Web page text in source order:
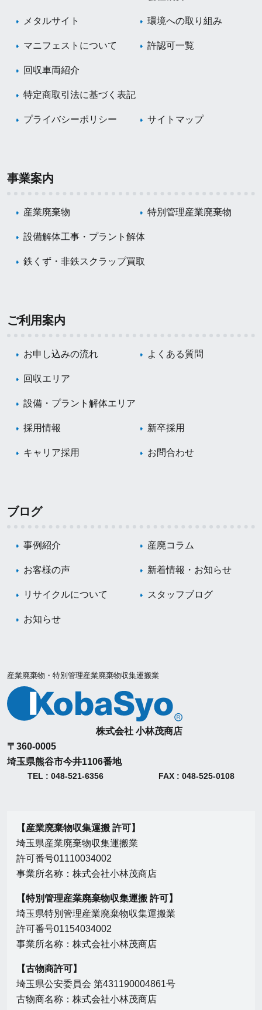
メタルサイト 環境への取り組み
マニフェストについて 許認可一覧
回収車両紹介
特定商取引法に基づく表記
プライバシーポリシー サイトマップ
事業案内
産業廃棄物 特別管理産業廃棄物
設備解体工事・プラント解体
鉄くず・非鉄スクラップ買取
ご利用案内
お申し込みの流れ よくある質問
回収エリア
設備・プラント解体エリア
採用情報 新卒採用
キャリア採用 お問合わせ
ブログ
事例紹介 産廃コラム
お客様の声 新着情報・お知らせ
リサイクルについて スタッフブログ
お知らせ
産業廃棄物・特別管理産業廃棄物収集運搬業
株式会社 小林茂商店
〒360-0005
埼玉県熊谷市今井1106番地
TEL : 048-521-6356 FAX : 048-525-0108
【産業廃棄物収集運搬 許可】
埼玉県産業廃棄物収集運搬業
許可番号01110034002
事業所名称：株式会社小林茂商店
【特別管理産業廃棄物収集運搬 許可】
埼玉県特別管理産業廃棄物収集運搬業
許可番号01154034002
事業所名称：株式会社小林茂商店
【古物商許可】
埼玉県公安委員会 第431190004861号
古物商名称：株式会社小林茂商店